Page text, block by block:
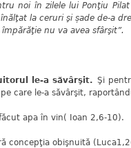
noi în zilele lui Ponţiu
la ceruri şi șade de-a
nu va avea sfârşit”.
le-a săvârşit. Şi
care le-a săvârşit,
apa în vin( Ioan 2,6-10).
concepţia obişnuită